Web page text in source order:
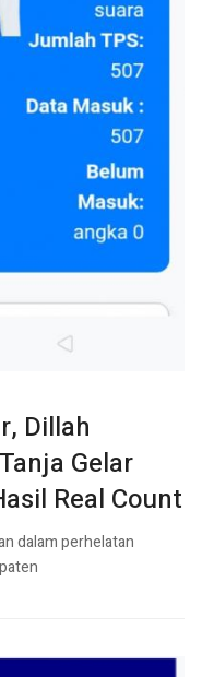
Dillah
Gelar
Real Count
dalam perhelatan